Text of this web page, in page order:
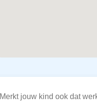
Merkt jouw kind ook dat